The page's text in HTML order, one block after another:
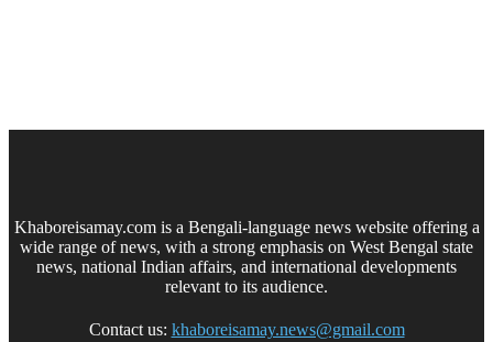
Khaboreisamay.com is a Bengali-language news website offering a
wide range of news, with a strong emphasis on West Bengal state
news, national Indian affairs, and international developments
relevant to its audience.
Contact us: khaboreisamay.news@gmail.com